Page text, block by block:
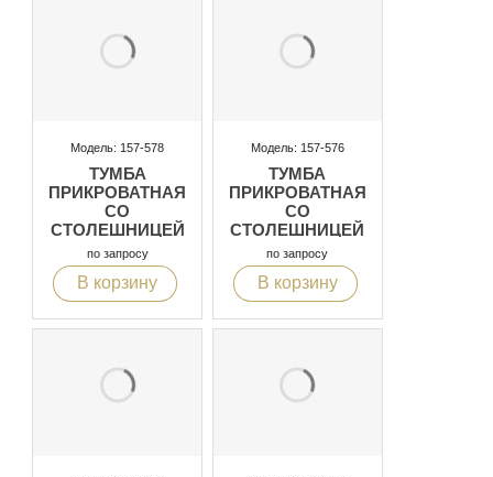
Модель: 157-578
ТУМБА
ПРИКРОВАТНАЯ
СО
СТОЛЕШНИЦЕЙ
ИЗ СТЕКЛА С
ЭФФЕКТОМ
МРАМОРА, С
ПОДСВЕТКОЙ
по запросу
В корзину
Модель: 157-576
ТУМБА
ПРИКРОВАТНАЯ
СО
СТОЛЕШНИЦЕЙ
ИЗ СТЕКЛА С
ЭФФЕКТОМ
МРАМОРА, С
ПОДСВЕТКОЙ
по запросу
В корзину